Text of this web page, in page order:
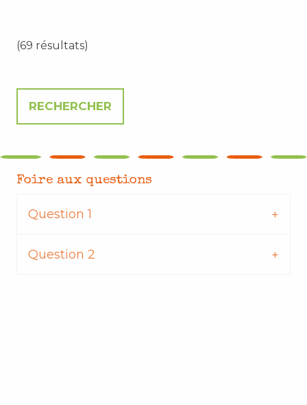
(69 résultats)
Foire aux questions
Question 1
Question 2